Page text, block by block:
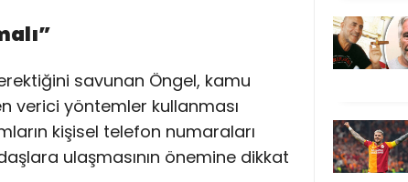
savunan Öngel, kamu
verici yöntemler kullanması
kişisel telefon numaraları
ulaşmasının önemine dikkat